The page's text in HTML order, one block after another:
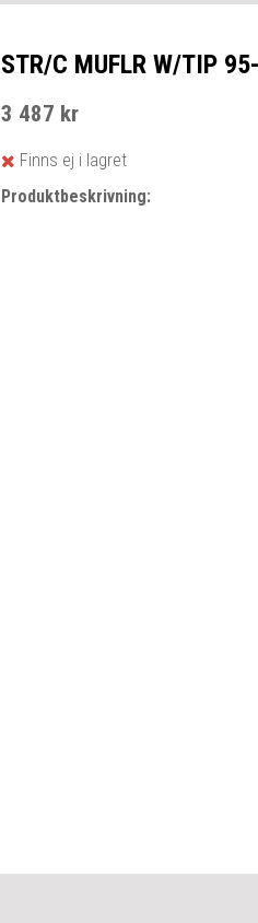
STR/C MUFLR W/TIP
3 487 kr
Finns ej i lagret
Produktbeskrivning: